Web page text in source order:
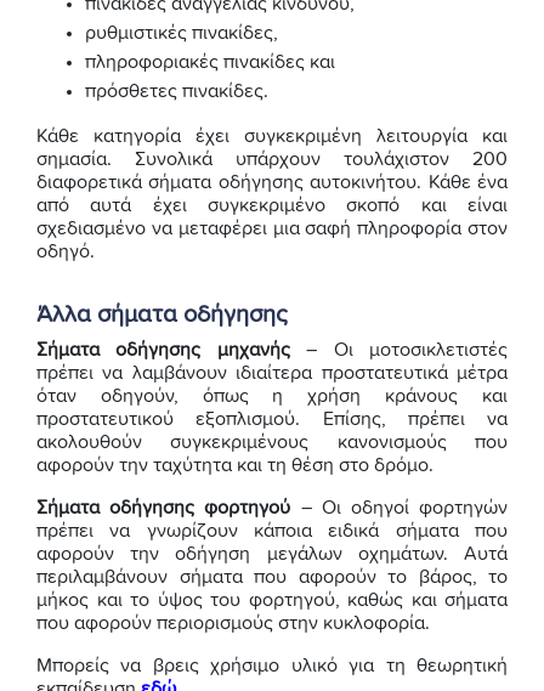
πινακίδες αναγγελίας κινδύνου,
ρυθμιστικές πινακίδες,
πληροφοριακές πινακίδες και
πρόσθετες πινακίδες.
Κάθε κατηγορία έχει συγκεκριμένη λειτουργία και
σημασία. Συνολικά υπάρχουν τουλάχιστον 200
διαφορετικά σήματα οδήγησης αυτοκινήτου. Κάθε ένα
από αυτά έχει συγκεκριμένο σκοπό και είναι
σχεδιασμένο να μεταφέρει μια σαφή πληροφορία στον
οδηγό.
Άλλα σήματα οδήγησης
Σήματα οδήγησης μηχανής– Οι μοτοσικλετιστές
πρέπει να λαμβάνουν ιδιαίτερα προστατευτικά μέτρα
όταν οδηγούν, όπως η χρήση κράνους και
προστατευτικού εξοπλισμού. Επίσης, πρέπει να
ακολουθούν συγκεκριμένους κανονισμούς που
αφορούν την ταχύτητα και τη θέση στο δρόμο.
Σήματα οδήγησης φορτηγού – Οι οδηγοί φορτηγών
πρέπει να γνωρίζουν κάποια ειδικά σήματα που
αφορούν την οδήγηση μεγάλων οχημάτων. Αυτά
περιλαμβάνουν σήματα που αφορούν το βάρος, το
μήκος και το ύψος του φορτηγού, καθώς και σήματα
που αφορούν περιορισμούς στην κυκλοφορία.
Μπορείς να βρεις χρήσιμο υλικό για τη θεωρητική